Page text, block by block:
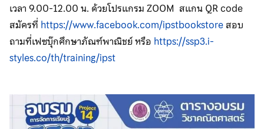
เวลา 9.00-12.00 น. ด้วยโปรแกรม ZOOM สแกน QR code
สมัครที่ https://www.facebook.com/ipstbookstoreสอบ
ถามที่เฟซบุ๊กศึกษาภัณฑ์พาณิชย์ หรือ https://ssp3.i-
styles.co/th/training/ipst